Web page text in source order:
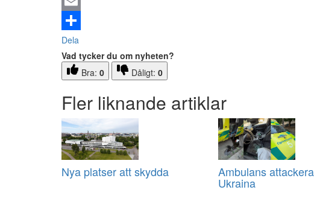
Email
Dela
Vad tycker du om nyheten?
Bra: 0 Dåligt: 0
Fler liknande artiklar
Nya platser att skydda Ambulans
Ukraina